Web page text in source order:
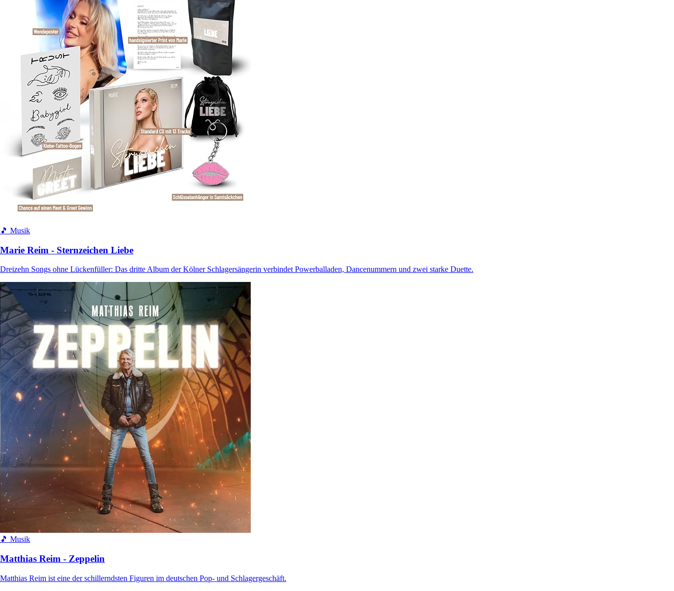
🎵 Musik
Marie Reim - Sternzeichen Liebe
Dreizehn Songs ohne Lückenfüller: Das dritte Album der Kölner Schlagersängerin verbindet Powerballaden, Dancenummern und zwei starke Duette.
🎵 Musik
Matthias Reim - Zeppelin
Matthias Reim ist eine der schillerndsten Figuren im deutschen Pop- und Schlagergeschäft.